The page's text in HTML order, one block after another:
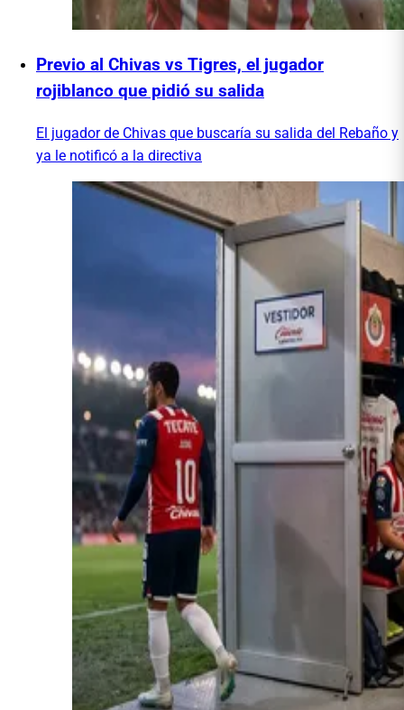
Previo al Chivas vs Tigres, el jugador
rojiblanco que pidió su salida
El jugador de Chivas que buscaría su salida del Rebaño y
ya le notificó a la directiva